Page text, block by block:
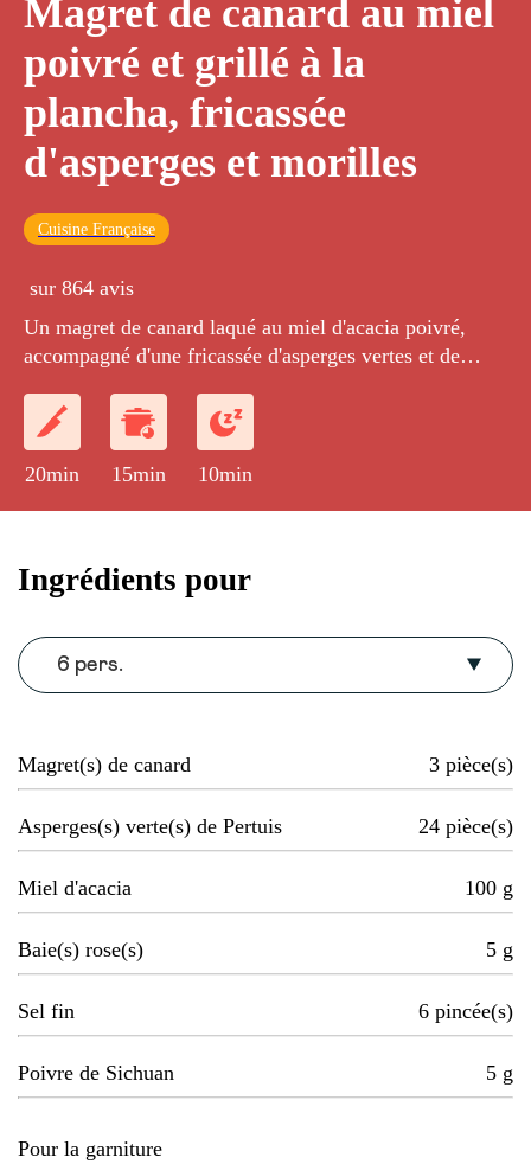
Magret de canard au miel
poivré et grillé à la
plancha, fricassée
d'asperges et morilles
Cuisine Française
sur 864 avis
Un magret de canard laqué au miel d'acacia poivré,
accompagné d'une fricassée d'asperges vertes et de
20min 15min 10min
Ingrédients pour
6 pers.
Magret(s) de canard 3 pièce(s)
Asperges(s) verte(s) de Pertuis 24 pièce(s)
Miel d'acacia 100 g
Baie(s) rose(s) 5 g
Sel fin 6 pincée(s)
Poivre de Sichuan 5 g
Pour la garniture